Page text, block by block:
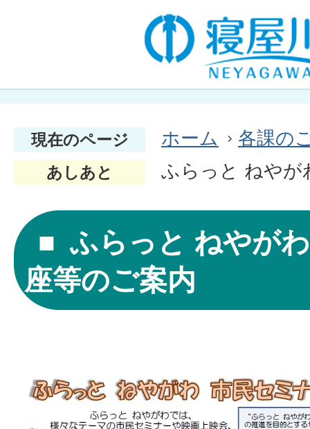
現在のページ ホーム 各課の
あしあと ふらっと ねやが
ふらっと ねやが
座等のご案内